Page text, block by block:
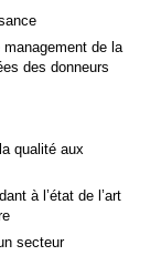
de la
des donneurs
qualité aux
à l’état de l’art
secteur